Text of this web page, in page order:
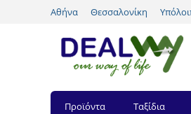
Αθήνα Θεσσαλονίκη
Προϊόντα Ταξίδια